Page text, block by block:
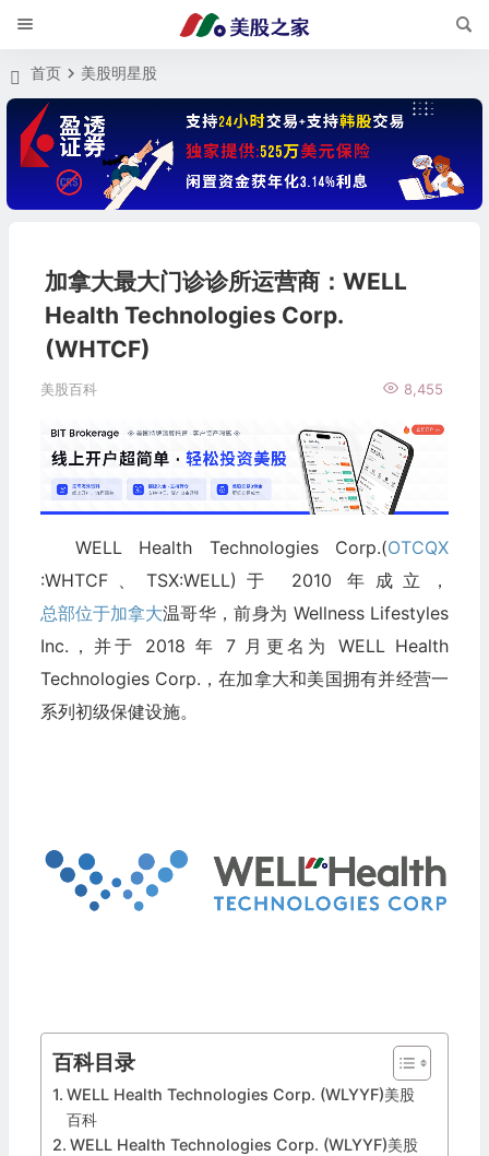
首页 美股明星股
加拿大最大门诊诊所运营商：WELL
Health Technologies Corp.
(WHTCF)
美股百科 8,455
WELL Health Technologies Corp.(OTCQX
:WHTCF、TSX:WELL)于 2010 年成立，
总部位于加拿大温哥华，前身为 Wellness Lifestyles
Inc.，并于 2018 年 7 月更名为 WELL Health
Technologies Corp.，在加拿大和美国拥有并经营一
系列初级保健设施。
百科目录
WELL Health Technologies Corp. (WLYYF)美股
百科
WELL Health Technologies Corp. (WLYYF)美股